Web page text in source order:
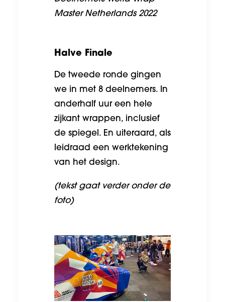
Master Netherlands 2022
Halve Finale
De tweede ronde gingen
we in met 8 deelnemers. In
anderhalf uur een hele
zijkant wrappen, inclusief
de spiegel. En uiteraard, als
leidraad een werktekening
van het design.
(tekst gaat verder onder de
foto)